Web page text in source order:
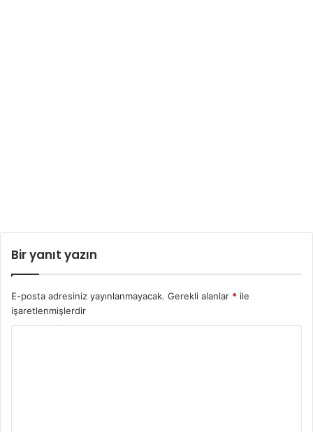
Bir yanıt yazın
E-posta adresiniz yayınlanmayacak. Gerekli alanlar * ile
işaretlenmişlerdir